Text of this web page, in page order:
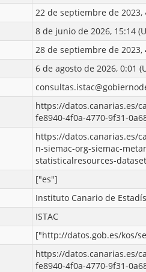
22 de septiembre de 2023,
8 de junio de 2026, 15:14
28 de septiembre de 2023,
6 de agosto de 2026, 0:01
https://datos.canarias.es/
fe8940-4f0a-4770-9f31-
https://datos.canarias.es/
n-siemac-org-siemac-
statisticalresources-
["es"]
Instituto Canario de
ISTAC
["http://datos.gob.es/kos/
https://datos.canarias.es/
fe8940-4f0a-4770-9f31-